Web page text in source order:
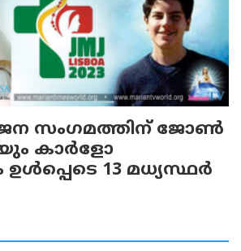
സംഗമത്തിന് ജോൺ
കാര്‍ളോ
13 മധ്യസ്ഥർ